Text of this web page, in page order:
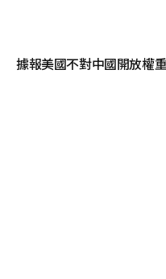
據報美國不對中國開放權